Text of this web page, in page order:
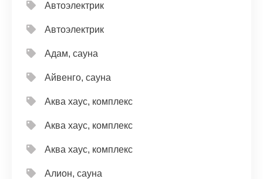
Автоэлектрик
Автоэлектрик
Адам, сауна
Айвенго, сауна
Аква хаус, комплекс
Аква хаус, комплекс
Аква хаус, комплекс
Алион, сауна